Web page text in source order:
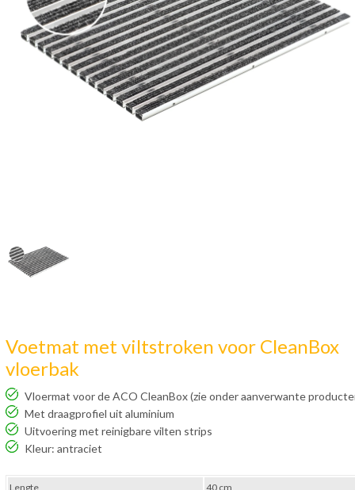
Voetmat met viltstroken voor CleanBox
vloerbak
Vloermat voor de ACO CleanBox (zie onder aanverwante
Met draagprofiel uit aluminium
Uitvoering met reinigbare vilten strips
Kleur: antraciet
Lengte
40 cm